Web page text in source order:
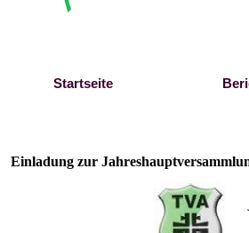
Startseite
Einladung zur